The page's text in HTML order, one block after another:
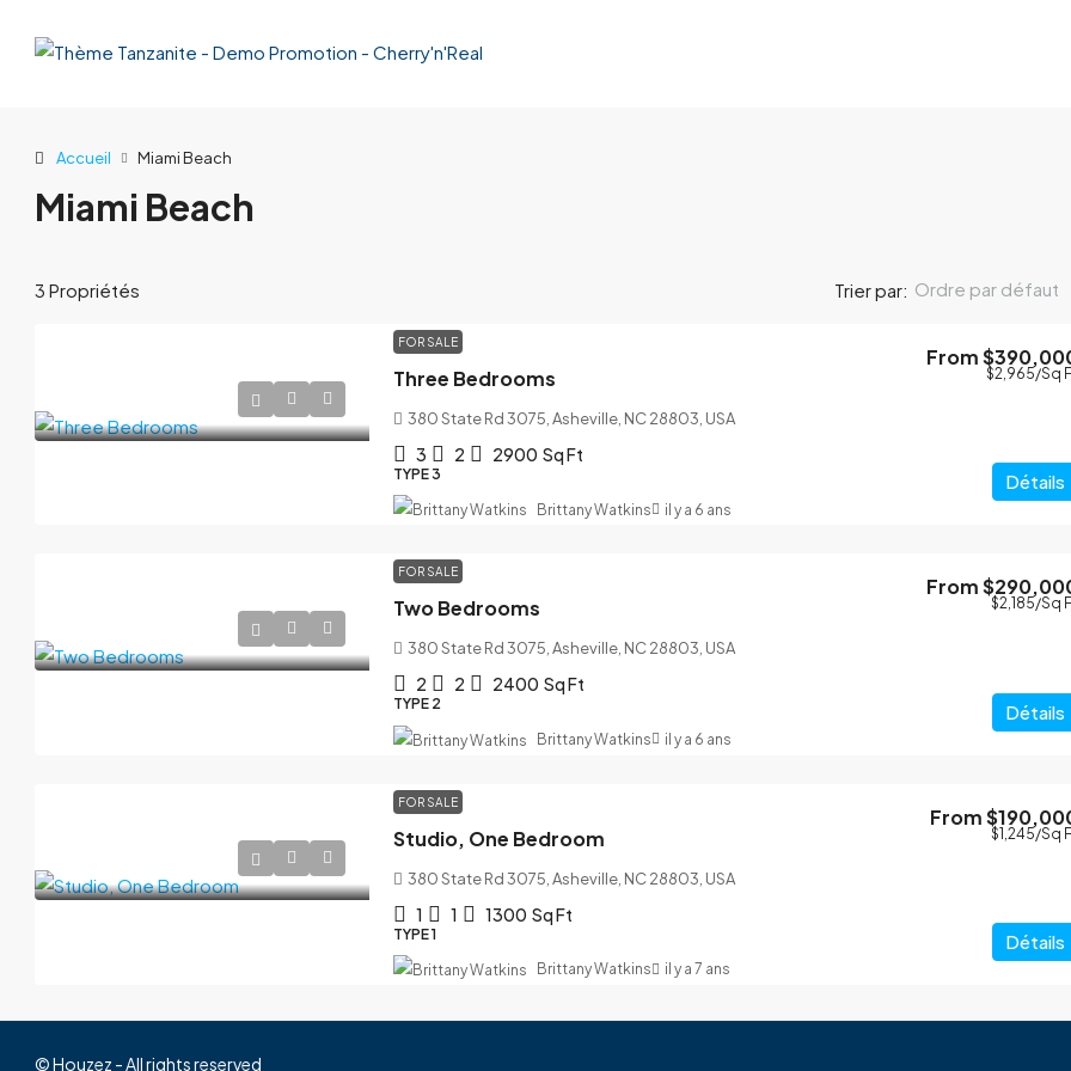
Accueil Miami Beach
Miami Beach
3 Propriétés Trier par: Ordre par défaut
FOR SALE
Three Bedrooms
From
$2,965/Sq
380 State Rd 3075, Asheville, NC 28803, USA
3 2 2900 Sq Ft
TYPE 3 Détails
Brittany Watkins il y a 6 ans
FOR SALE
Two Bedrooms
From
$2,185/Sq
380 State Rd 3075, Asheville, NC 28803, USA
2 2 2400 Sq Ft
TYPE 2 Détails
Brittany Watkins il y a 6 ans
FOR SALE
Studio, One Bedroom
From
$1,245/Sq
380 State Rd 3075, Asheville, NC 28803, USA
1 1 1300 Sq Ft
TYPE 1 Détails
Brittany Watkins il y a 7 ans
© Houzez - All rights reserved